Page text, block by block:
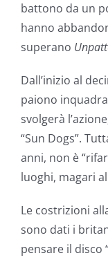
battono da un
hanno
superano
Dall’inizio al
paiono
svolgerà
“Sun Dogs”.
anni, non è
luoghi, magari
Le costrizioni
sono dati i
pensare il disco